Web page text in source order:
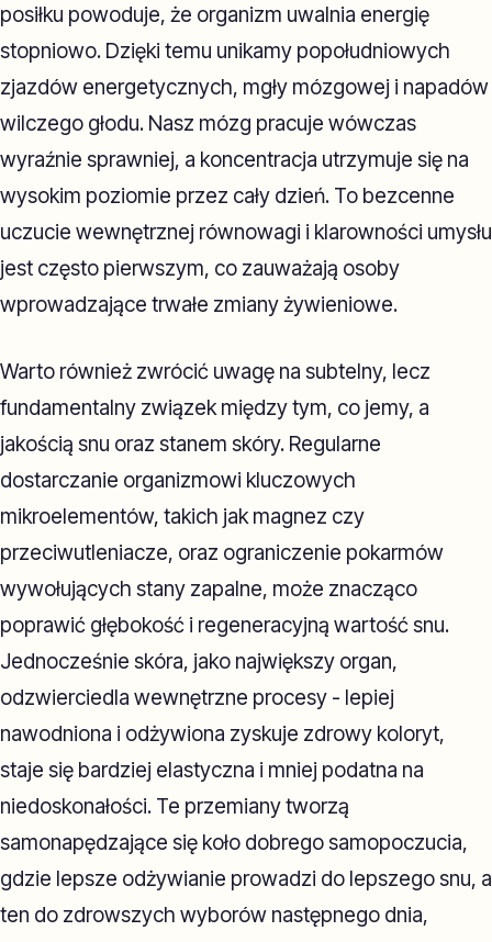
posiłku powoduje, że organizm uwalnia energię
stopniowo. Dzięki temu unikamy popołudniowych
zjazdów energetycznych, mgły mózgowej i napadów
wilczego głodu. Nasz mózg pracuje wówczas
wyraźnie sprawniej, a koncentracja utrzymuje się na
wysokim poziomie przez cały dzień. To bezcenne
uczucie wewnętrznej równowagi i klarowności umysłu
jest często pierwszym, co zauważają osoby
wprowadzające trwałe zmiany żywieniowe.
Warto również zwrócić uwagę na subtelny, lecz
fundamentalny związek między tym, co jemy, a
jakością snu oraz stanem skóry. Regularne
dostarczanie organizmowi kluczowych
mikroelementów, takich jak magnez czy
przeciwutleniacze, oraz ograniczenie pokarmów
wywołujących stany zapalne, może znacząco
poprawić głębokość i regeneracyjną wartość snu.
Jednocześnie skóra, jako największy organ,
odzwierciedla wewnętrzne procesy - lepiej
nawodniona i odżywiona zyskuje zdrowy koloryt,
staje się bardziej elastyczna i mniej podatna na
niedoskonałości. Te przemiany tworzą
samonapędzające się koło dobrego samopoczucia,
gdzie lepsze odżywianie prowadzi do lepszego snu, a
ten do zdrowszych wyborów następnego dnia,